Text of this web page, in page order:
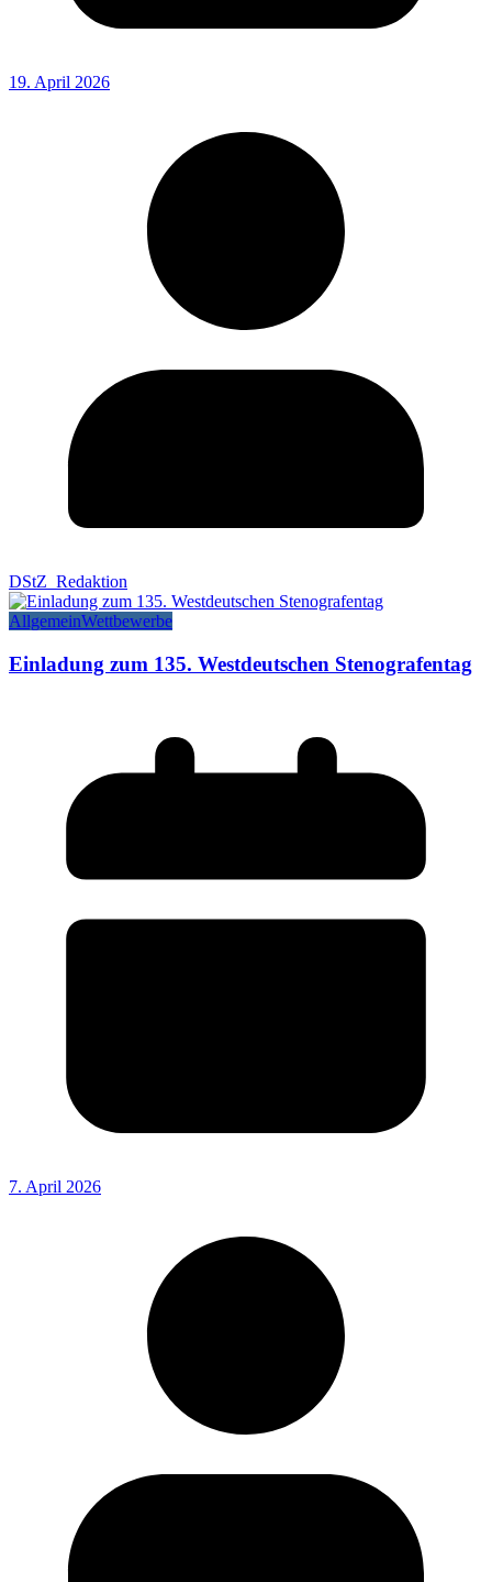
19. April 2026
DStZ_Redaktion
AllgemeinWettbewerbe
Einladung zum 135. Westdeutschen Stenografentag
7. April 2026